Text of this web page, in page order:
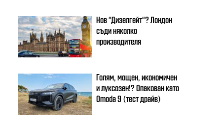
Нов “Дизелгейт“? Лондон
съди няколко
производителя
Голям, мощен, икономичен
и луксозен!? Опакован като
Omoda 9 (тест драйв)